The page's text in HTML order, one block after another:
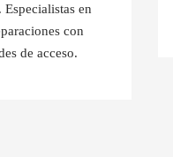
en
con
de acceso.